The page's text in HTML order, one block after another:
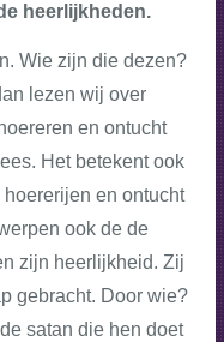
heerlijkheden.
Wie zijn die dezen?
lezen wij over
en ontucht
Het betekent ook
en ontucht
ook de de
zijn heerlijkheid. Zij
gebracht. Door wie?
satan die hen doet